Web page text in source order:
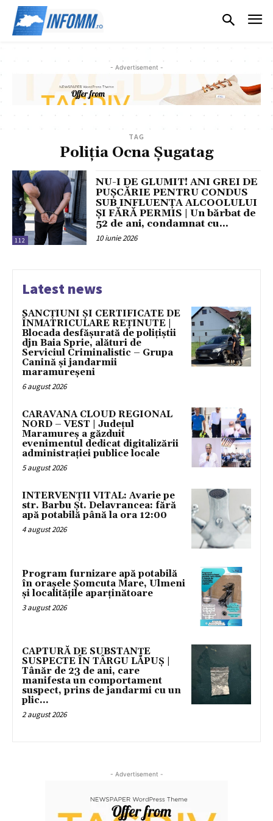
- Advertisement -
TAG
Poliția Ocna Șugatag
112
NU-I DE GLUMIT! ANI GREI DE
PUȘCĂRIE PENTRU CONDUS
SUB INFLUENȚA ALCOOLULUI
ȘI FĂRĂ PERMIS | Un bărbat de
52 de ani, condamnat cu...
10 iunie 2026
Latest news
SANCȚIUNI ȘI CERTIFICATE DE
ÎNMATRICULARE REȚINUTE |
Blocada desfășurată de polițiștii
djn Baia Sprie, alături de
Serviciul Criminalistic – Grupa
Canină și jandarmii
maramureșeni
6 august 2026
CARAVANA CLOUD REGIONAL
NORD – VEST | Județul
Maramureș a găzduit
evenimentul dedicat digitalizării
administrației publice locale
5 august 2026
INTERVENȚII VITAL: Avarie pe
str. Barbu Șt. Delavrancea: fără
apă potabilă până la ora 12:00
4 august 2026
Program furnizare apă potabilă
în orașele Șomcuta Mare, Ulmeni
și localitățile aparținătoare
3 august 2026
CAPTURĂ DE SUBSTANȚE
SUSPECTE ÎN TÂRGU LĂPUȘ |
Tânăr de 23 de ani, care
manifesta un comportament
suspect, prins de jandarmi cu un
plic...
2 august 2026
- Advertisement -